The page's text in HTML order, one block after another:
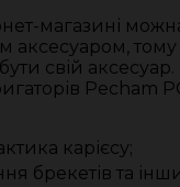
магазині
аксесуаром, тому
свій аксесуар.
Pecham
карієсу;
брекетів та